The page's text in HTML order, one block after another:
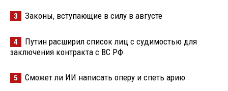
3 Законы, вступающие в силу в августе
4
Путин расширил список лиц с судимостью для
заключения контракта с ВС РФ
5 Сможет ли ИИ написать оперу и спеть арию